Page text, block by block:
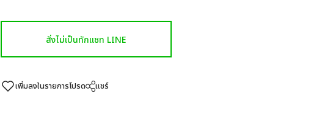
สั่งไม่เป็นทักแชท LINE
เพิ่มลงในรายการโปรด แชร์